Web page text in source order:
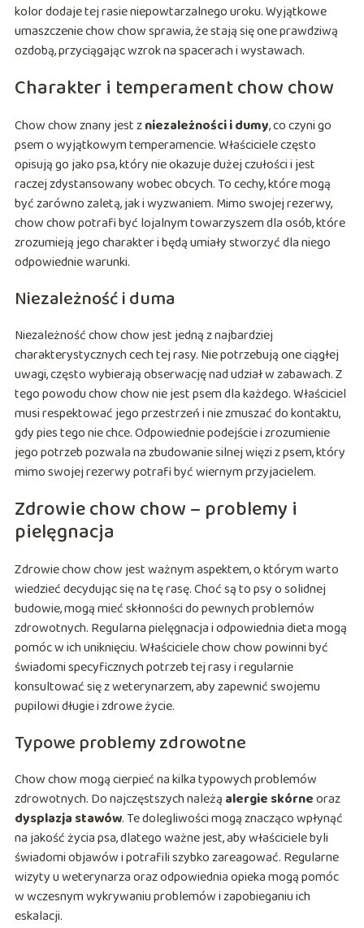
kolor dodaje tej rasie niepowtarzalnego uroku. Wyjątkowe
umaszczenie chow chow sprawia, że stają się one prawdziwą
ozdobą, przyciągając wzrok na spacerach i wystawach.
Charakter i temperament chow chow
Chow chow znany jest zniezależności i dumy, co czyni go
psem o wyjątkowym temperamencie. Właściciele często
opisują go jako psa, który nie okazuje dużej czułości i jest
raczej zdystansowany wobec obcych. To cechy, które mogą
być zarówno zaletą, jak i wyzwaniem. Mimo swojej rezerwy,
chow chow potrafi być lojalnym towarzyszem dla osób, które
zrozumieją jego charakter i będą umiały stworzyć dla niego
odpowiednie warunki.
Niezależność i duma
Niezależność chow chow jest jedną z najbardziej
charakterystycznych cech tej rasy. Nie potrzebują one ciągłej
uwagi, często wybierają obserwację nad udział w zabawach. Z
tego powodu chow chow nie jest psem dla każdego. Właściciel
musi respektować jego przestrzeń i nie zmuszać do kontaktu,
gdy pies tego nie chce. Odpowiednie podejście i zrozumienie
jego potrzeb pozwala na zbudowanie silnej więzi z psem, który
mimo swojej rezerwy potrafi być wiernym przyjacielem.
Zdrowie chow chow – problemy i
pielęgnacja
Zdrowie chow chow jest ważnym aspektem, o którym warto
wiedzieć decydując się na tę rasę. Choć są to psy o solidnej
budowie, mogą mieć skłonności do pewnych problemów
zdrowotnych. Regularna pielęgnacja i odpowiednia dieta mogą
pomóc w ich uniknięciu. Właściciele chow chow powinni być
świadomi specyficznych potrzeb tej rasy i regularnie
konsultować się z weterynarzem, aby zapewnić swojemu
pupilowi długie i zdrowe życie.
Typowe problemy zdrowotne
Chow chow mogą cierpieć na kilka typowych problemów
zdrowotnych. Do najczęstszych należą alergie skórneoraz
dysplazja stawów. Te dolegliwości mogą znacząco wpłynąć
na jakość życia psa, dlatego ważne jest, aby właściciele byli
świadomi objawów i potrafili szybko zareagować. Regularne
wizyty u weterynarza oraz odpowiednia opieka mogą pomóc
w wczesnym wykrywaniu problemów i zapobieganiu ich
eskalacji.